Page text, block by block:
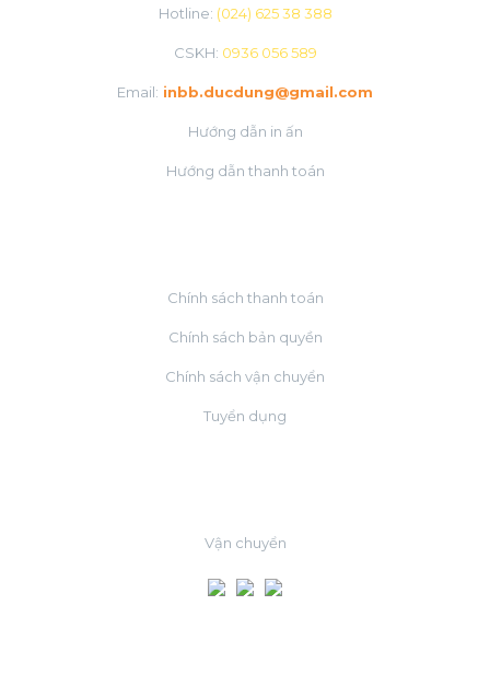
Hotline: (024) 625 38 388
CSKH: 0936 056 589
Email: inbb.ducdung@gmail.com
Hướng dẫn in ấn
Hướng dẫn thanh toán
Chính sách thanh toán
Chính sách bản quyền
Chính sách vận chuyển
Tuyển dụng
Vận chuyển